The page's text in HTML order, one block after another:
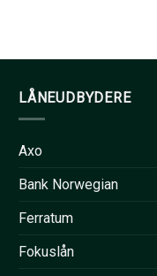
LÅNEUDBYDERE
Axo
Bank Norwegian
Ferratum
Fokuslån